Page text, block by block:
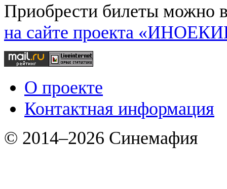
Приобрести билеты можно в
на сайте проекта
О проекте
Контактная информация
© 2014–2026 Синемафия